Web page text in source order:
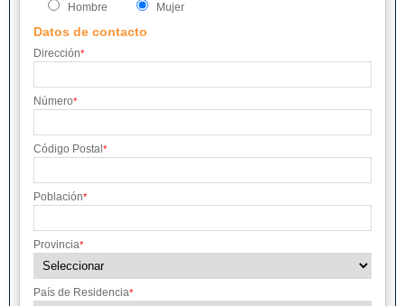
Hombre Mujer
Datos de contacto
Dirección*
Número*
Código Postal *
Población*
Provincia*
País de Residencia*